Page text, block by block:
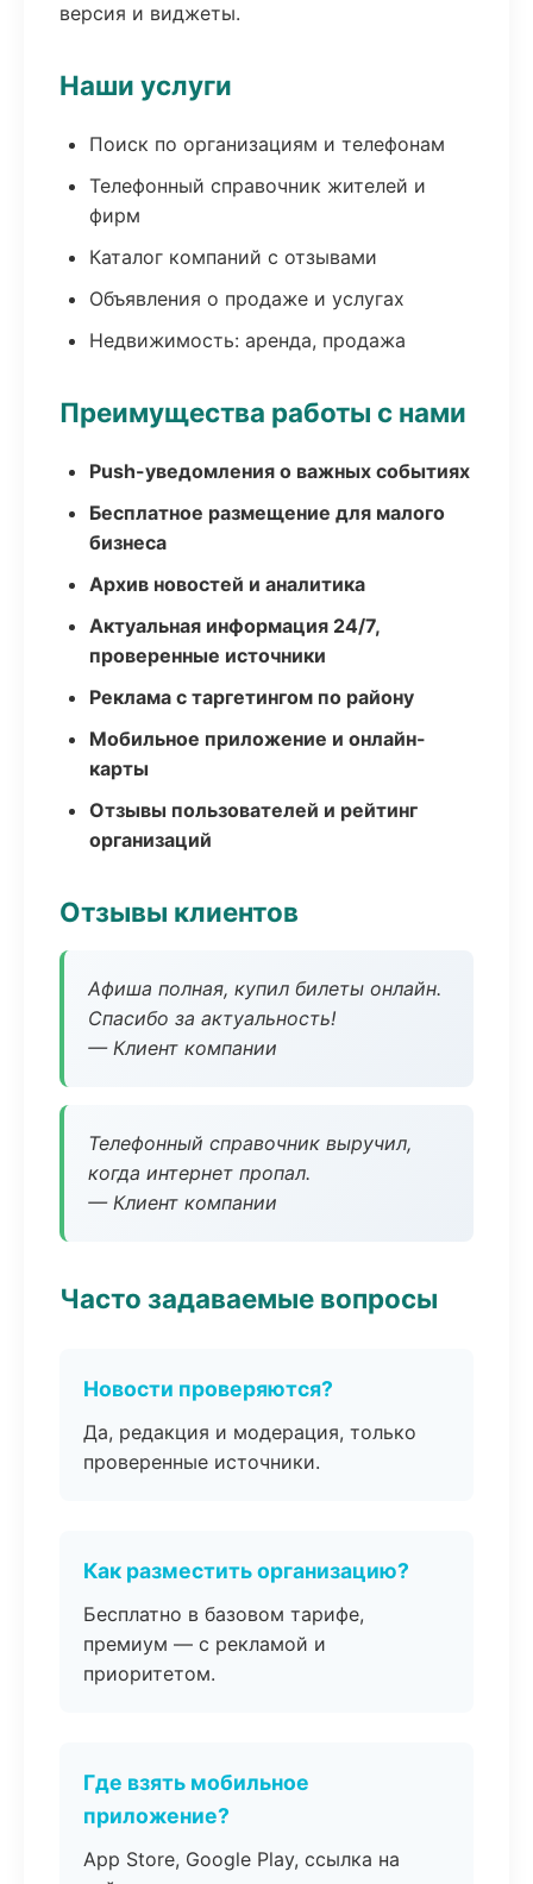
версия и виджеты.
Наши услуги
Поиск по организациям и телефонам
Телефонный справочник жителей и
фирм
Каталог компаний с отзывами
Объявления о продаже и услугах
Недвижимость: аренда, продажа
Преимущества работы с нами
Push-уведомления о важных событиях
Бесплатное размещение для малого
бизнеса
Архив новостей и аналитика
Актуальная информация 24/7,
проверенные источники
Реклама с таргетингом по району
Мобильное приложение и онлайн-
карты
Отзывы пользователей и рейтинг
организаций
Отзывы клиентов
Афиша полная, купил билеты онлайн.
Спасибо за актуальность!
— Клиент компании
Телефонный справочник выручил,
когда интернет пропал.
— Клиент компании
Часто задаваемые вопросы
Новости проверяются?
Да, редакция и модерация, только
проверенные источники.
Как разместить организацию?
Бесплатно в базовом тарифе,
премиум — с рекламой и
приоритетом.
Где взять мобильное
приложение?
App Store, Google Play, ссылка на